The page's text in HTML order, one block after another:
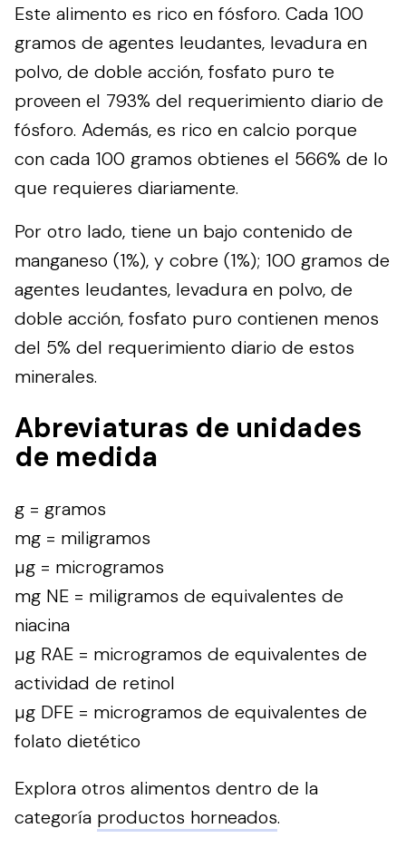
Este alimento es rico en fósforo. Cada 100
gramos de agentes leudantes, levadura en
polvo, de doble acción, fosfato puro te
proveen el 793% del requerimiento diario de
fósforo. Además, es rico en calcio porque
con cada 100 gramos obtienes el 566% de lo
que requieres diariamente.
Por otro lado, tiene un bajo contenido de
manganeso (1%), y cobre (1%); 100 gramos de
agentes leudantes, levadura en polvo, de
doble acción, fosfato puro contienen menos
del 5% del requerimiento diario de estos
minerales.
Abreviaturas de unidades
de medida
g = gramos
mg = miligramos
µg = microgramos
mg NE = miligramos de equivalentes de
niacina
µg RAE = microgramos de equivalentes de
actividad de retinol
µg DFE = microgramos de equivalentes de
folato dietético
Explora otros alimentos dentro de la
categoría productos horneados.